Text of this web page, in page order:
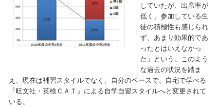
していたが、出席率が
低く、参加している生
徒の積極性も感じられ
ず、あまり効果的であ
ったとはいえなかっ
た」という。このよう
な過去の状況を踏ま
え、現在は補習スタイルでなく、自分のペースで、自宅で学べる
『旺文社・英検ＣＡＴ』による自学自習スタイルへと変更されて
いる。